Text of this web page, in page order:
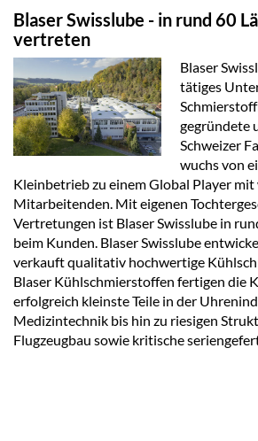
Blaser Swisslube - in rund 60
vertreten
Blaser
tätiges
gegründete
Schweizer
wuchs von
Kleinbetrieb zu einem Global Player
Mitarbeitenden. Mit eigenen
Vertretungen ist Blaser Swisslube in
beim Kunden. Blaser Swisslube
verkauft qualitativ hochwertige
Blaser Kühlschmierstoffen fertigen die
erfolgreich kleinste Teile in der
Medizintechnik bis hin zu riesigen
Flugzeugbau sowie kritische